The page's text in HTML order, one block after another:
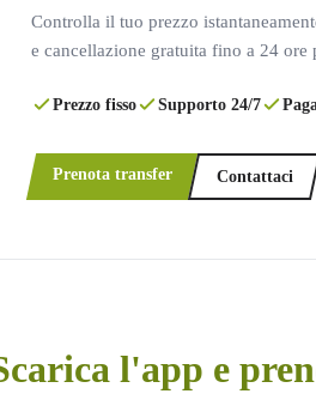
Controlla il tuo prezzo
e cancellazione gratuita fino a 24 ore
Prezzo fisso Supporto 24/7
Prenota transfer Contattaci
l'app e